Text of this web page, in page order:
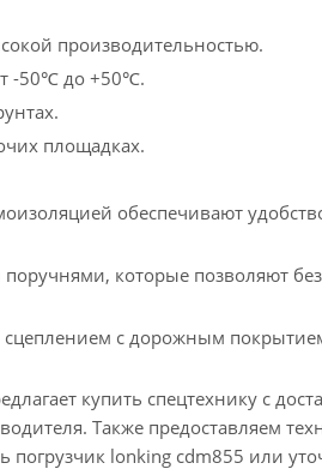
производительностью.
-50℃ до +50℃.
площадках.
обеспечивают
которые позволяют
с дорожным
купить спецтехнику с
Также предоставляем
lonking cdm855 или